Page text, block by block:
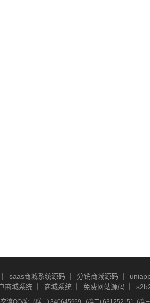
saas商城系统源码 分销商城源码
商城系统 商城系统 免费网站源码
流QQ群：(群一) 340645969 , (群二) 631252151, (群